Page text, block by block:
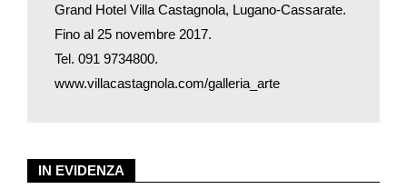
concretizza è frutto di una creatività che sa trasferirsi con
naturalezza dall’intuizione alla mano, sospinta dalla volontà di
esplorare la relazione tra materia e spazio. L’essenzialità
formale delle sculture di Graf nasce proprio dal bisogno di
Galleria Arté del Grand Hotel Villa Castagnola, a Lugano
IN EVIDENZA
Grand Hotel Villa Castagnola, Lugano-Cassarate.
Fino al 25 novembre 2017.
Tel. 091 9734800.
www.villacastagnola.com/galleria_arte